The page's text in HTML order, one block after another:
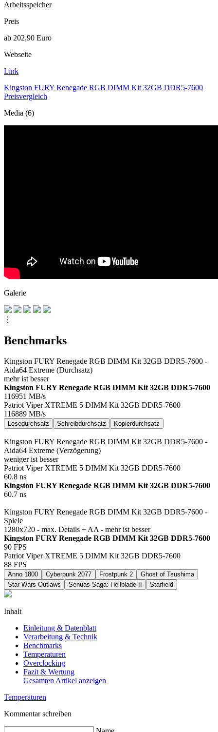
Arbeitsspeicher
Preis
ab 202,90 Euro
Webseite
Link
Kingston FURY Renegade RGB DIMM Kit 32GB DDR5-7600
Preisvergleich
Media (6)
Galerie
⋮
Benchmarks
Kingston FURY Renegade RGB DIMM Kit 32GB DDR5-7600 -
Aida64 Extreme (Durchsatz)
mehr ist besser
Kingston FURY Renegade RGB DIMM Kit 32GB DDR5-7600
116951 MB/s
Patriot Viper XTREME 5 DIMM Kit 32GB DDR5-7600
116889 MB/s
Lesedurchsatz Schreibdurchsatz Kopierdurchsatz
Kingston FURY Renegade RGB DIMM Kit 32GB DDR5-7600 -
Aida64 Extreme (Verzögerung)
weniger ist besser
Patriot Viper XTREME 5 DIMM Kit 32GB DDR5-7600
60.8 ns
Kingston FURY Renegade RGB DIMM Kit 32GB DDR5-7600
60.7 ns
Kingston FURY Renegade RGB DIMM Kit 32GB DDR5-7600 -
Spiele
1280x720 - max. Details + AA - mehr ist besser
Kingston FURY Renegade RGB DIMM Kit 32GB DDR5-7600
90 FPS
Patriot Viper XTREME 5 DIMM Kit 32GB DDR5-7600
88 FPS
Anno 1800 Cyberpunk 2077 Frostpunk 2
Ghost of Tsushima
Star Wars Outlaws
Senuas Saga: Hellblade II Starfield
Inhalt
Einleitung & Datenblatt
Verarbeitung & Technik
Benchmarks
Temperaturen
Overclocking
Fazit & Wertung
Gesamten Artikel anzeigen
Temperaturen
Kommentar schreiben